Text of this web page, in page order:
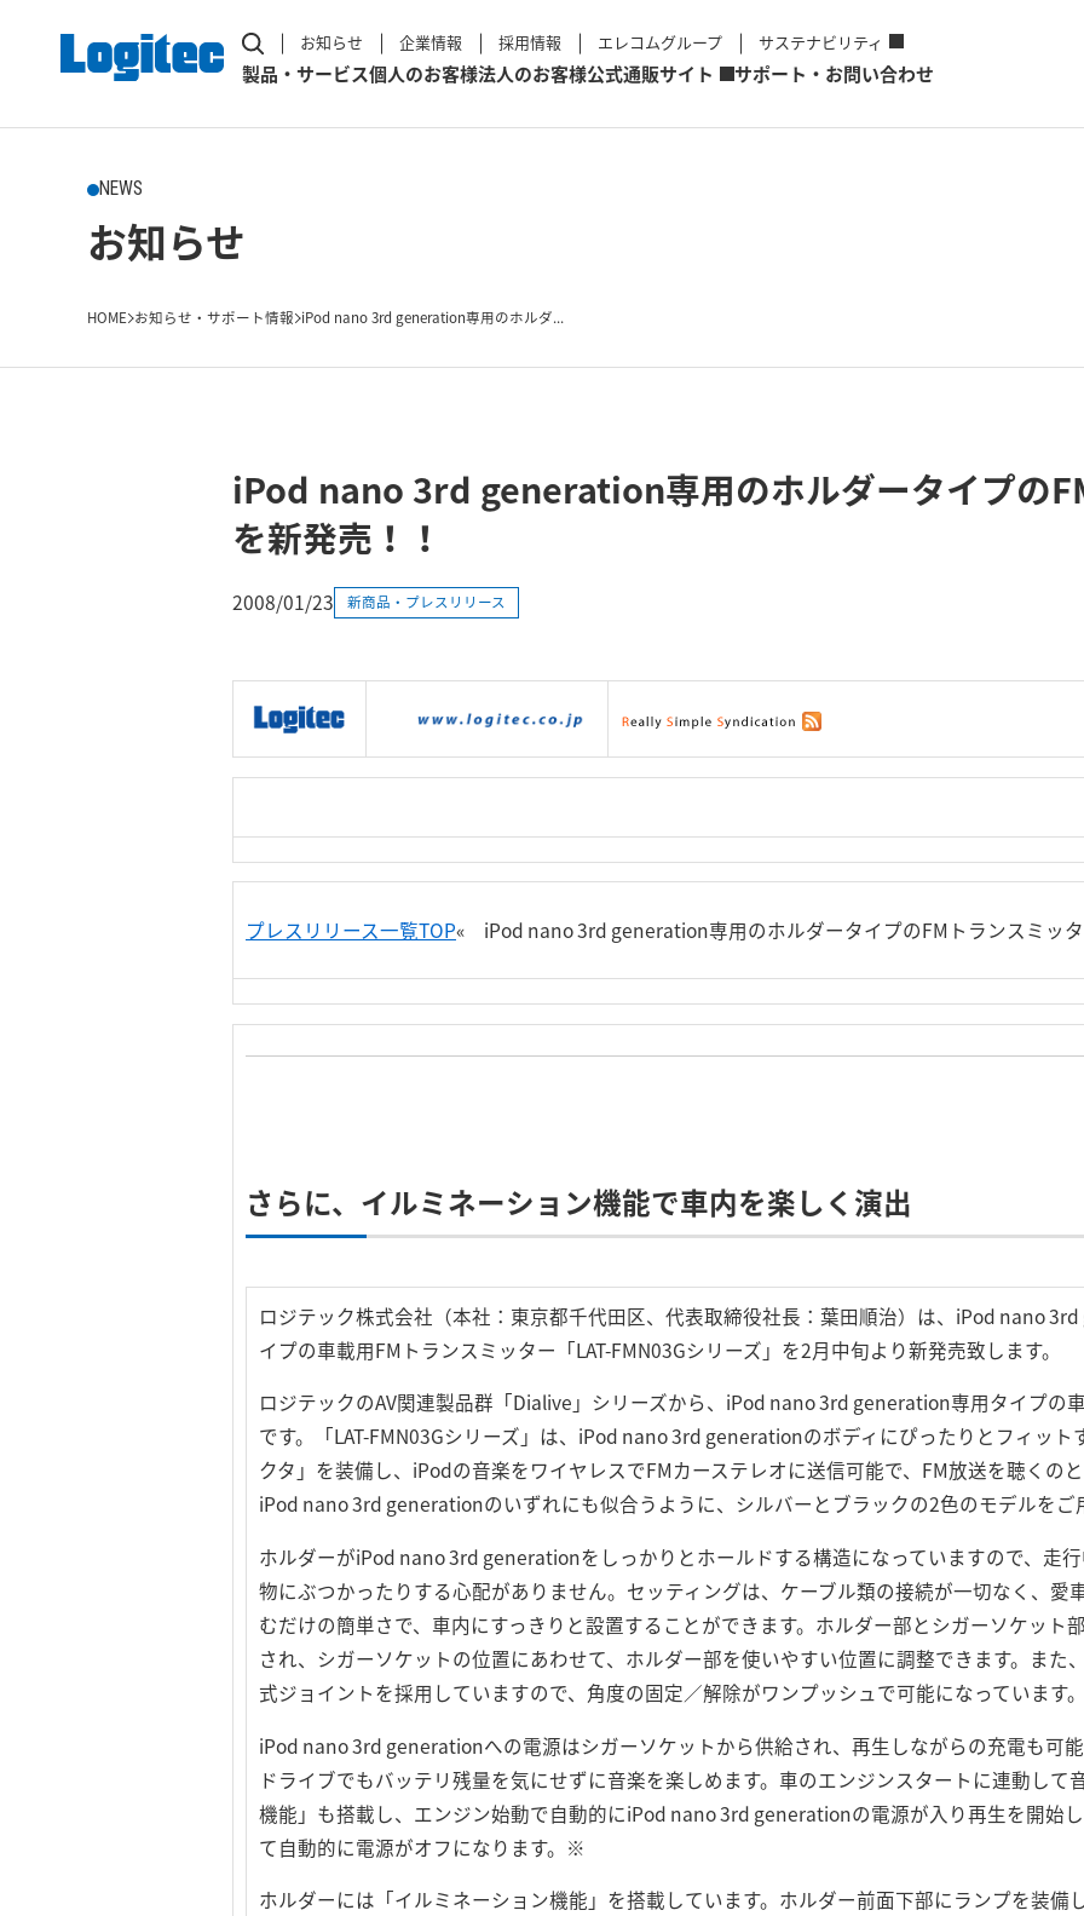
お知らせ 企業情報 採用情報 エレコムグループ サステナビリティ
製品・サービス個人のお客様法人のお客様公式通販サイト サポート・お問い合わせ
NEWS
お知らせ
HOME お知らせ・サポート情報 iPod nano 3rd generation専用のホルダ...
iPod nano 3rd generation専用のホルダータイプの
を新発売！！
2008/01/23 新商品・プレスリリース
プレスリリース一覧TOP« iPod nano 3rd generation専用のホルダータイプのFMトランスミッタ
さらに、イルミネーション機能で車内を楽しく演出
ロジテック株式会社（本社：東京都千代田区、代表取締役社長：葉田順治）は、iPod nano
イプの車載用FMトランスミッター「LAT-FMN03Gシリーズ」を2月中旬より新発売致します。
ロジテックのAV関連製品群「Dialive」シリーズから、iPod nano 3rd generation専用タイプの
です。「LAT-FMN03Gシリーズ」は、iPod nano 3rd generationのボディにぴったりとフィッ
クタ」を装備し、iPodの音楽をワイヤレスでFMカーステレオに送信可能で、FM放送を聴くの
iPod nano 3rd generationのいずれにも似合うように、シルバーとブラックの2色のモデルをご
ホルダーがiPod nano 3rd generationをしっかりとホールドする構造になっていますので、走
物にぶつかったりする心配がありません。セッティングは、ケーブル類の接続が一切なく、愛
むだけの簡単さで、車内にすっきりと設置することができます。ホルダー部とシガーソケット
され、シガーソケットの位置にあわせて、ホルダー部を使いやすい位置に調整できます。また
式ジョイントを採用していますので、角度の固定／解除がワンプッシュで可能になっています。
iPod nano 3rd generationへの電源はシガーソケットから供給され、再生しながらの充電も可
ドライブでもバッテリ残量を気にせずに音楽を楽しめます。車のエンジンスタートに連動して
機能」も搭載し、エンジン始動で自動的にiPod nano 3rd generationの電源が入り再生を開始
て自動的に電源がオフになります。※
ホルダーには「イルミネーション機能」を搭載しています。ホルダー前面下部にランプを装備